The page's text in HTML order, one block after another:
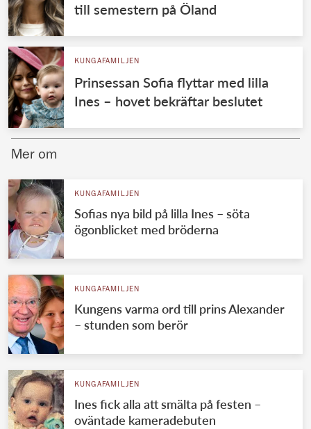
till semestern på Öland
KUNGAFAMILJEN
Prinsessan Sofia flyttar med lilla
Ines – hovet bekräftar beslutet
Mer om
KUNGAFAMILJEN
Sofias nya bild på lilla Ines – söta
ögonblicket med bröderna
KUNGAFAMILJEN
Kungens varma ord till prins Alexander
– stunden som berör
KUNGAFAMILJEN
Ines fick alla att smälta på festen –
oväntade kameradebuten